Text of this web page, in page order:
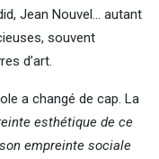
Jean Nouvel… autant
souvent
d’art.
a changé de cap. La
esthétique de ce
empreinte sociale